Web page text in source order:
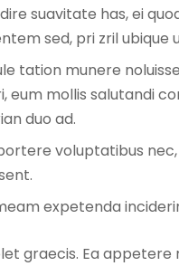
suavitate has, ei
sed, pri zril ubique
tation munere
eum mollis salutandi
duo ad.
voluptatibus nec,
expetenda
graecis. Ea